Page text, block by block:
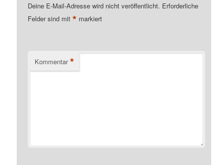
Deine E-Mail-Adresse wird nicht veröffentlicht. Erforderliche
Felder sind mit* markiert
Kommentar *